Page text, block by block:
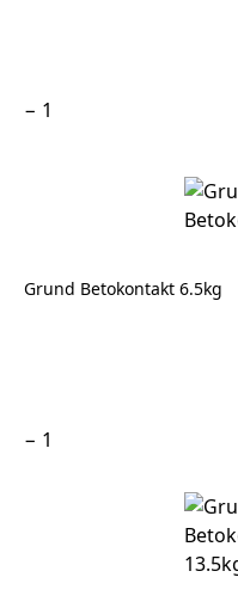
−
Grund Betokontakt 6.5kg
−